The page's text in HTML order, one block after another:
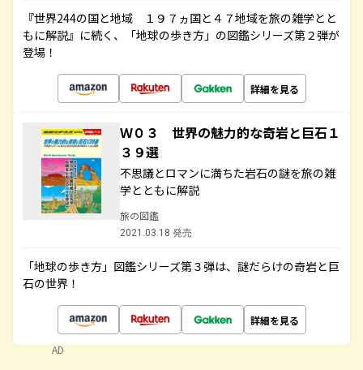
『世界244の国と地域 １９７ヵ国と４７地域を旅の雑学とと
もに解説』に続く、「地球の歩き方」の図鑑シリーズ第２弾が
登場！
詳細を見る
Ｗ０３ 世界の魅力的な奇岩と巨石１
３９選
不思議とロマンに満ちた岩石の謎を旅の雑
学とともに解説
旅の図鑑
2021.03.18 発売
「地球の歩き方」図鑑シリーズ第３弾は、謎だらけの奇岩と巨
石の世界！
詳細を見る
AD